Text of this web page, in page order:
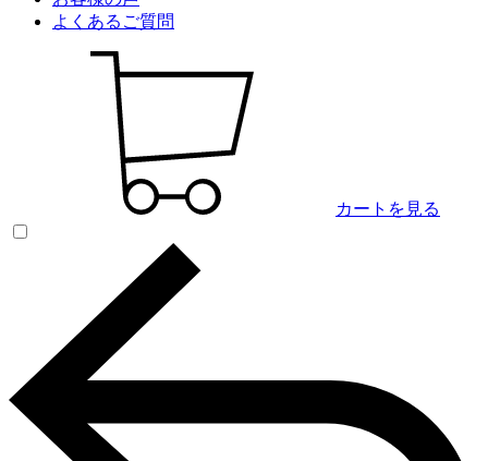
よくあるご質問
カートを見る